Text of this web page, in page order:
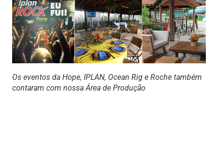
Os eventos da Hope, IPLAN, Ocean Rig e Roche também
contaram com nossa Área de Produção